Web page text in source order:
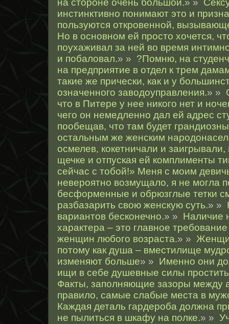
на стороне очень большой.» »
инстинктивно понимают это и
пользуются откровенной,
Но в основном ей просто хочется,
поухаживал за ней во время
и побаловал.» » ?Помню, на
на предприятие в отдел к трем
такие же прически, как и у
означенного заводоуправления.» »
что в Питере у нее никого нет и
чего он немедленно дал ей адрес
пообещав, что там будет
остальным же женским
осмелев, кокетничали и
щечке и отпуская ей комплименты
сейчас с тобой!» Меня с моим
невероятно возмущало, я не могла
бесформенные и обрюзглые тетки
разбазарить свою женскую суть.» »
вариантов бесконечно.» » Наличие
характера – это главное
женщин любого возраста.» »
потому как душа – вместилище
изменяют больше» » Именно они
ищи в себе душевные силы
Факты, заполняющие зазоры между
правило, самые слабые места в
Каждая деталь гардероба должна
не пылиться в шкафу на полке.» »